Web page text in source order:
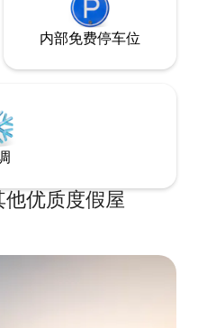
内部免费停车位
优质度假屋